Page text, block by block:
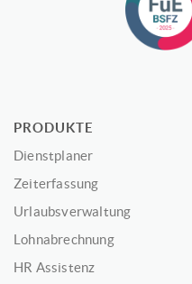
PRODUKTE
Dienstplaner
Zeiterfassung
Urlaubsverwaltung
Lohnabrechnung
HR Assistenz